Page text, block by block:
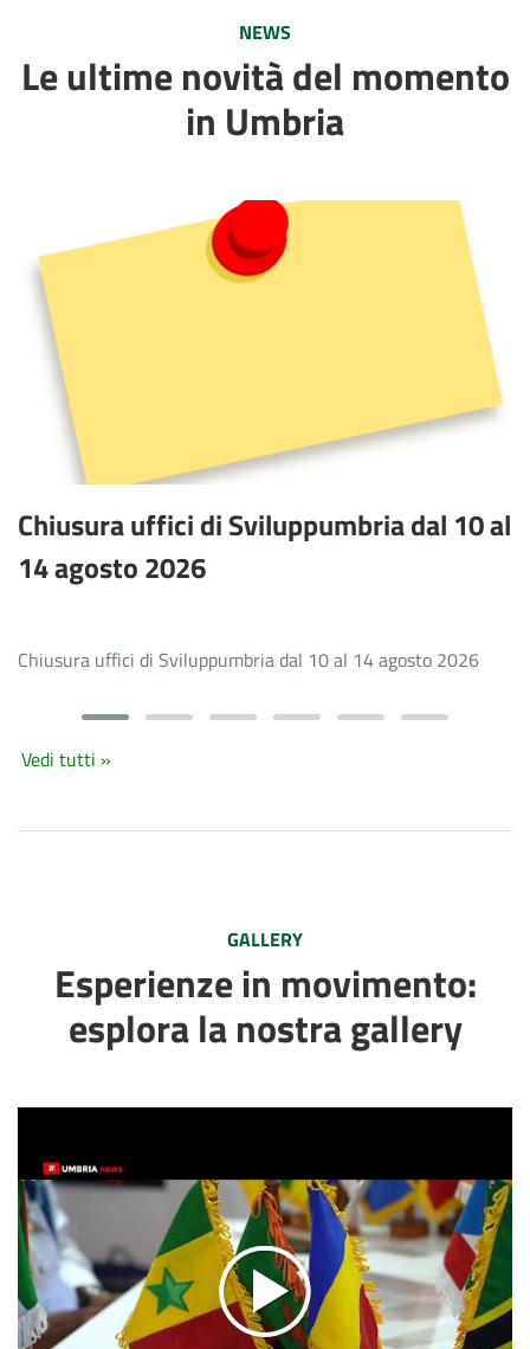
NEWS
Le ultime novità del momento
in Umbria
Chiusura uffici di Sviluppumbria dal 10 al 14 agosto 2026
Chiusura uffici di Sviluppumbria dal 10 al
14 agosto 2026
Chiusura uffici di Sviluppumbria dal 10 al 14 agosto 2026
Vedi tutti »
GALLERY
Esperienze in movimento:
esplora la nostra gallery